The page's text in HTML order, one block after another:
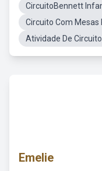
CircuitoBennett
Circuito Com
Atividade De
Emelie